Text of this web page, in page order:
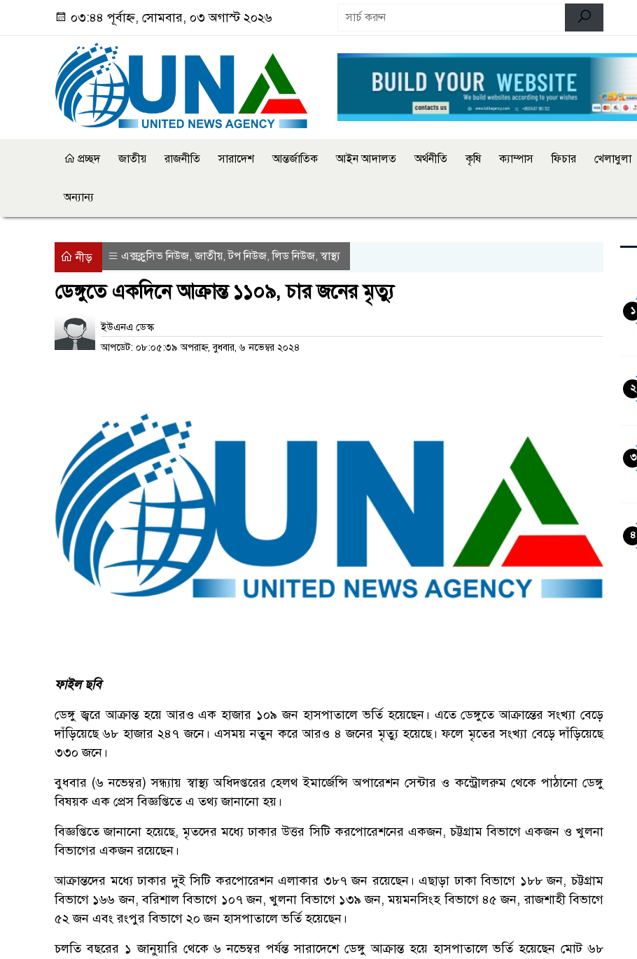
০৩:৪৪ পূর্বাহ্ন, সোমবার, ০৩ অগাস্ট ২০২৬
প্রচ্ছদ জাতীয় রাজনীতি সারাদেশ আন্তর্জাতিক আইন আদালত অর্থনীতি কৃষি ক্যাম্পাস ফিচার খেলাধুলা
অন্যান্য
নীড় এক্সক্লুসিভ নিউজ ,জাতীয় ,টপ নিউজ ,লিড নিউজ ,স্বাস্থ্য
ডেঙ্গুতে একদিনে আক্রান্ত ১১০৯, চার জনের মৃত্যু
ইউএনএ ডেস্ক
আপডেট: ০৮:০৫:৩৯ অপরাহ্ন, বুধবার, ৬ নভেম্বর ২০২৪
ফাইল ছবি
ডেঙ্গু জ্বরে আক্রান্ত হয়ে আরও এক হাজার ১০৯ জন হাসপাতালে ভর্তি হয়েছেন। এতে ডেঙ্গুতে আক্রান্তের সংখ্যা বেড়ে
দাঁড়িয়েছে ৬৮ হাজার ২৪৭ জনে। এসময় নতুন করে আরও ৪ জনের মৃত্যু হয়েছে। ফলে মৃতের সংখ্যা বেড়ে দাঁড়িয়েছে
৩৩০ জনে।
বুধবার (৬ নভেম্বর) সন্ধ্যায় স্বাস্থ্য অধিদপ্তরের হেলথ ইমার্জেন্সি অপারেশন সেন্টার ও কন্ট্রোলরুম থেকে পাঠানো ডেঙ্গু
বিষয়ক এক প্রেস বিজ্ঞপ্তিতে এ তথ্য জানানো হয়।
বিজ্ঞপ্তিতে জানানো হয়েছে, মৃতদের মধ্যে ঢাকার উত্তর সিটি করপোরেশনের একজন, চট্টগ্রাম বিভাগে একজন ও খুলনা
বিভাগের একজন রয়েছেন।
আক্রান্তদের মধ্যে ঢাকার দুই সিটি করপোরেশন এলাকার ৩৮৭ জন রয়েছেন। এছাড়া ঢাকা বিভাগে ১৮৮ জন, চট্টগ্রাম
বিভাগে ১৬৬ জন, বরিশাল বিভাগে ১০৭ জন, খুলনা বিভাগে ১৩৯ জন, ময়মনসিংহ বিভাগে ৪৫ জন, রাজশাহী বিভাগে
৫২ জন এবং রংপুর বিভাগে ২০ জন হাসপাতালে ভর্তি হয়েছেন।
চলতি বছরের ১ জানুয়ারি থেকে ৬ নভেম্বর পর্যন্ত সারাদেশে ডেঙ্গু আক্রান্ত হয়ে হাসপাতালে ভর্তি হয়েছেন মোট ৬৮
১
২
৩
৪